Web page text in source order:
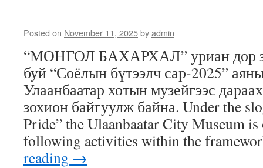
Posted on November 11, 2025byadmin
“МОНГОЛ БАХАРХАЛ” уриан дор
буй “Соёлын бүтээлч сар-2025”
Улаанбаатар хотын музейгээс
зохион байгуулж байна. Under the
Pride” the Ulaanbaatar City Museum
following activities within the
reading →